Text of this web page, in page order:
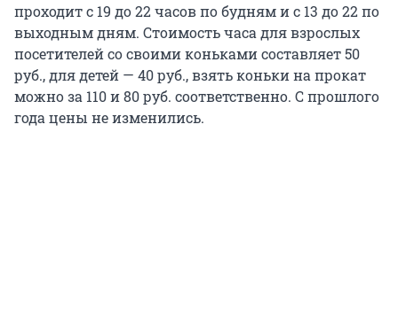
проходит с 19 до 22 часов по будням и с 13 до 22 по
выходным дням. Стоимость часа для взрослых
посетителей со своими коньками составляет 50
руб., для детей — 40 руб., взять коньки на прокат
можно за 110 и 80 руб. соответственно. С прошлого
года цены не изменились.